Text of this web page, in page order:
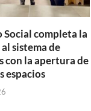
Social completa la
sistema de
con la apertura de
espacios